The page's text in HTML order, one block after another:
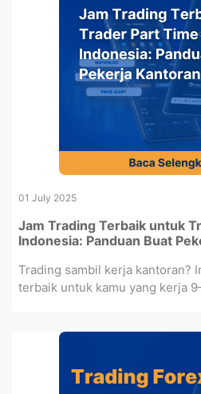
01 July 2025
Jam Trading Terbaik untuk
Indonesia: Panduan Buat
Trading sambil kerja kantoran?
terbaik untuk kamu yang kerja